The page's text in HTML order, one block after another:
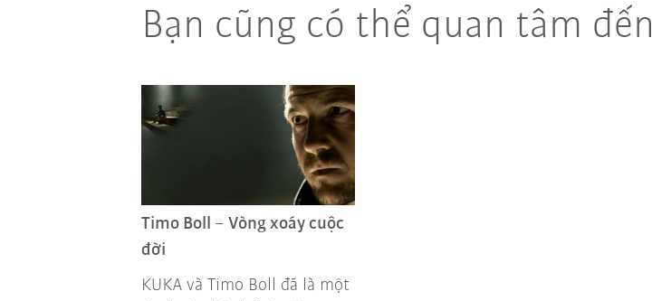
Bạn cũng có thể quan tâm đến
Timo Boll – Vòng xoáy cuộc
đời
KUKA và Timo Boll đã là một